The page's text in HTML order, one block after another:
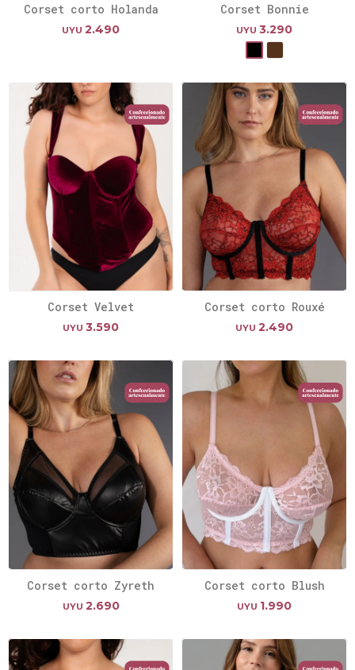
Corset corto Holanda
UYU 2.490
Corset Bonnie
UYU 3.290
Corset Velvet
UYU 3.590
Corset corto Rouxé
UYU 2.490
Corset corto Zyreth
UYU 2.690
Corset corto Blush
UYU 1.990